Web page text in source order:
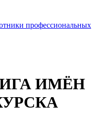
профессиональных
ИМЁН